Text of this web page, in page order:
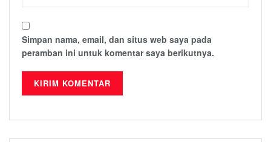
Simpan nama, email, dan situs web saya pada
peramban ini untuk komentar saya berikutnya.